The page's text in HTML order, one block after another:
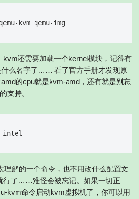
kvm还需要加载一个kernel模块，记得有
什么名字了…… 看了官方手册才发现原
的cpu就是kvm-amd，还有就是别忘
支持。
理解的一个命令，也不用改什么配置文
行了……难怪会被忘记。如果一切正
kvm命令启动kvm虚拟机了，你可以用